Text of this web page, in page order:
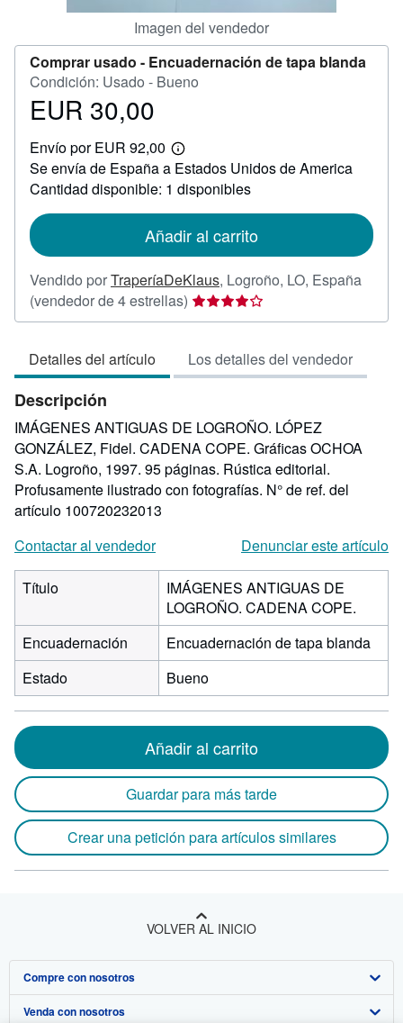
Imagen del vendedor
Comprar usado - Encuadernación de tapa blanda
Condición: Usado - Bueno
Precio
30,00
EUR 30,00
Envío por EUR 92,00
Más
información
sobre
las
envío
Se envía de España a Estados Unidos de America
Cantidad disponible: 1 disponibles
Añadir al carrito
Vendido porTraperíaDeKlaus, Logroño, LO, España
(vendedor de 4 estrellas) Calificación
del
4
de
estrellas
Detalles del artículo Los detalles del vendedor
Descripción
IMÁGENES ANTIGUAS DE LOGROÑO. LÓPEZ
GONZÁLEZ, Fidel. CADENA COPE. Gráficas OCHOA
S.A. Logroño, 1997. 95 páginas. Rústica editorial.
Profusamente ilustrado con fotografías. N° de ref. del
artículo 100720232013
Contactar al vendedor
Denunciar este artículo
Título
IMÁGENES ANTIGUAS DE
LOGROÑO. CADENA COPE.
Encuadernación
Encuadernación de tapa blanda
Estado
Bueno
Añadir al carrito
Guardar para más tarde
Crear una petición para artículos similares
VOLVER AL INICIO
Compre con nosotros
Búsqueda avanzada
Venda con nosotros